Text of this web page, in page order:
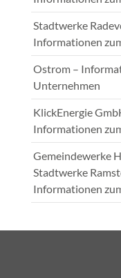
Stadtwerke
Informationen
Ostrom –
Unternehmen
KlickEnergie
Informationen
Gemeindewerke
Stadtwerke
Informationen